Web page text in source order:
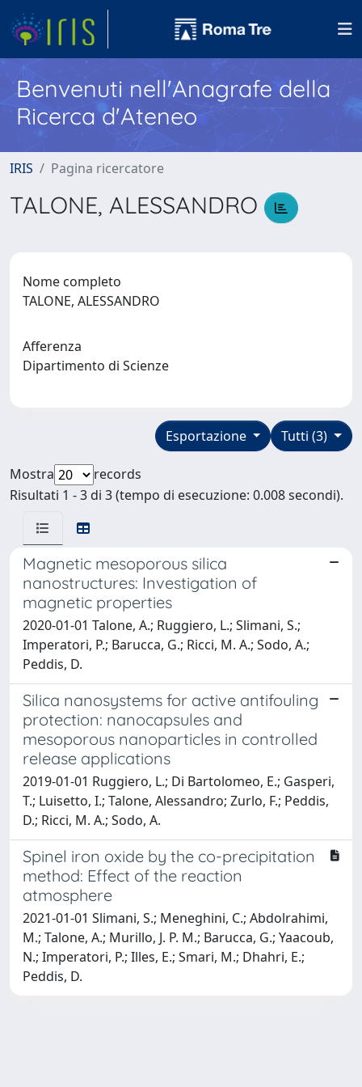
Benvenuti nell'Anagrafe della
Ricerca d'Ateneo
IRIS Pagina ricercatore
TALONE, ALESSANDRO
Nome completo
TALONE, ALESSANDRO
Afferenza
Dipartimento di Scienze
Tutti (3)
Esportazione
Mostra
records
Risultati 1 - 3 di 3 (tempo di esecuzione: 0.008 secondi).
Magnetic mesoporous silica
nanostructures: Investigation of
magnetic properties
2020-01-01 Talone, A.; Ruggiero, L.; Slimani, S.;
Imperatori, P.; Barucca, G.; Ricci, M. A.; Sodo, A.;
Peddis, D.
Silica nanosystems for active antifouling
protection: nanocapsules and
mesoporous nanoparticles in controlled
release applications
2019-01-01 Ruggiero, L.; Di Bartolomeo, E.; Gasperi,
T.; Luisetto, I.; Talone, Alessandro; Zurlo, F.; Peddis,
D.; Ricci, M. A.; Sodo, A.
Spinel iron oxide by the co-precipitation
method: Effect of the reaction
atmosphere
2021-01-01 Slimani, S.; Meneghini, C.; Abdolrahimi,
M.; Talone, A.; Murillo, J. P. M.; Barucca, G.; Yaacoub,
N.; Imperatori, P.; Illes, E.; Smari, M.; Dhahri, E.;
Peddis, D.